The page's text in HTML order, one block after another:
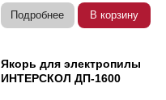
Подробнее В корзину
Якорь для электропилы
ИНТЕРСКОЛ ДП-1600